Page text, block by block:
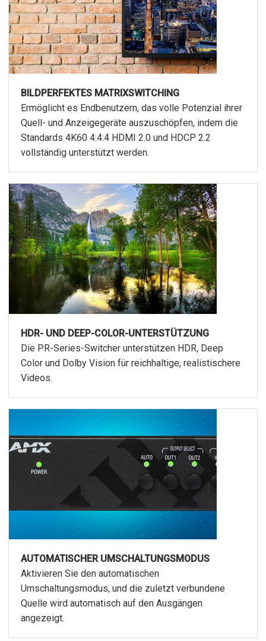
BILDPERFEKTES MATRIXSWITCHING
Ermöglicht es Endbenutzern, das volle Potenzial ihrer
Quell- und Anzeigegeräte auszuschöpfen, indem die
Standards 4K60 4:4:4 HDMI 2.0 und HDCP 2.2
vollständig unterstützt werden.
HDR- UND DEEP-COLOR-UNTERSTÜTZUNG
Die PR-Series-Switcher unterstützen HDR, Deep
Color und Dolby Vision für reichhaltige, realistischere
Videos.
AUTOMATISCHER UMSCHALTUNGSMODUS
Aktivieren Sie den automatischen
Umschaltungsmodus, und die zuletzt verbundene
Quelle wird automatisch auf den Ausgängen
angezeigt.